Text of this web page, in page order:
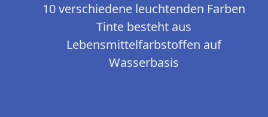
10 verschiedene leuchtenden Farben
Tinte besteht aus
Lebensmittelfarbstoffen auf
Wasserbasis